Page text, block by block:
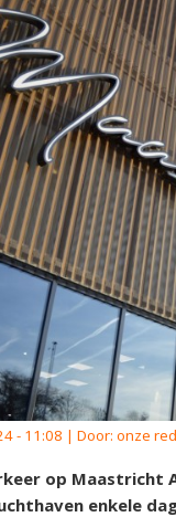
- 11:08 | Door: onze
op Maastricht
enkele